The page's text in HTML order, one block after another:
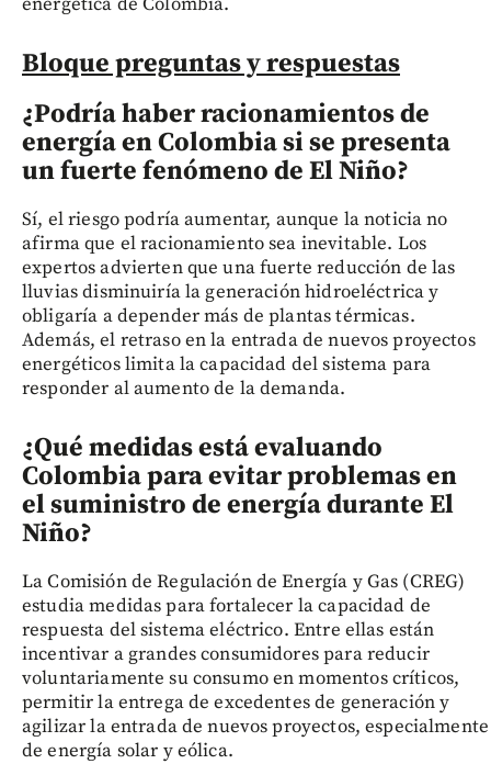
Bloque preguntas y respuestas
¿Podría haber racionamientos de
energía en Colombia si se presenta
un fuerte fenómeno de El Niño?
Sí, el riesgo podría aumentar, aunque la noticia no
afirma que el racionamiento sea inevitable. Los
expertos advierten que una fuerte reducción de las
lluvias disminuiría la generación hidroeléctrica y
obligaría a depender más de plantas térmicas.
Además, el retraso en la entrada de nuevos proyectos
energéticos limita la capacidad del sistema para
responder al aumento de la demanda.
¿Qué medidas está evaluando
Colombia para evitar problemas en
el suministro de energía durante El
Niño?
La Comisión de Regulación de Energía y Gas (CREG)
estudia medidas para fortalecer la capacidad de
respuesta del sistema eléctrico. Entre ellas están
incentivar a grandes consumidores para reducir
voluntariamente su consumo en momentos críticos,
permitir la entrega de excedentes de generación y
agilizar la entrada de nuevos proyectos, especialmente
de energía solar y eólica.